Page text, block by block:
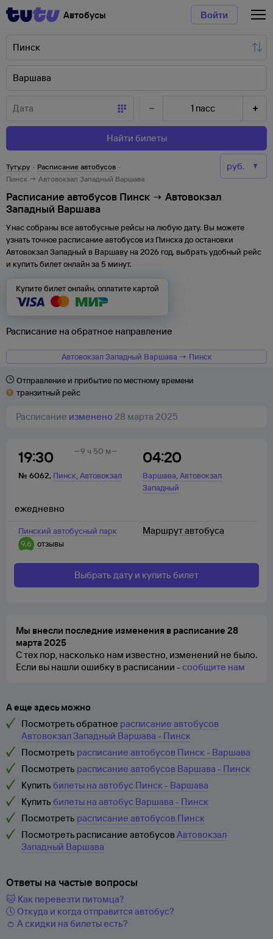
Автобусы Войти
1 пасс
Найти билеты
Туту.ру · Расписание автобусов ·
Пинск → Автовокзал Западный Варшава
Расписание автобусов Пинск → Автовокзал
Западный Варшава
У нас собраны все автобусные рейсы на любую дату. Вы можете
узнать точное расписание автобусов из Пинска доостановки
Автовокзал Западный в Варшаву на 2026 год, выбрать удобный рейс
и купить билет онлайн за 5 минут.
Купите билет онлайн, оплатите картой
Расписание на обратное направление
Автовокзал Западный Варшава → Пинск
Отправление и прибытие по местному времени
транзитный рейс
Расписание изменено 28 марта 2025
19:30
№ 6062, Пинск,Автовокзал
04:20
Варшава,Автовокзал
Западный
9 ч 50 м
Пинский автобусный парк
9,6
отзывы
ежедневно
Маршрут автобуса
Выбрать дату и купить билет
Мы внесли последние изменения в расписание 28
марта 2025
С тех пор, насколько нам известно, изменений не было.
Если вы нашли ошибку в расписании -сообщите нам
А еще здесь можно
Посмотреть обратное расписание автобусов
Автовокзал Западный Варшава - Пинск
Посмотреть расписание автобусов Пинск - Варшава
Посмотреть расписание автобусов Варшава - Пинск
Купить билеты на автобус Пинск - Варшава
Купить билеты на автобус Варшава - Пинск
Посмотреть расписание автобусов Пинск
Посмотреть расписание автобусовАвтовокзал
Западный Варшава
Ответы на частые вопросы
🐱 Как перевезти питомца?
🕔 Откуда и когда отправится автобус?
👛 А скидки на билеты есть?